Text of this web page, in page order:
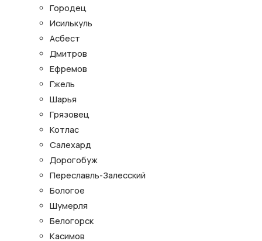
Городец
Исилькуль
Асбест
Дмитров
Ефремов
Гжель
Шарья
Грязовец
Котлас
Салехард
Дорогобуж
Переславль-Залесский
Бологое
Шумерля
Белогорск
Касимов